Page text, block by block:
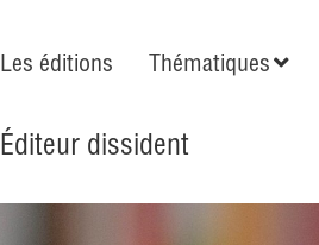
Les éditions Thématiques
Éditeur dissident